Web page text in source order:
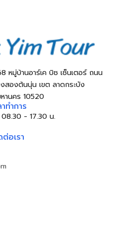
มู่บ้านอาร์เค บิซ เซ็นเตอร์ ถนน
สองต้นนุ่น เขต ลาดกระบัง
านคร 10520
ทำการ
- 17.30 น.
อเรา